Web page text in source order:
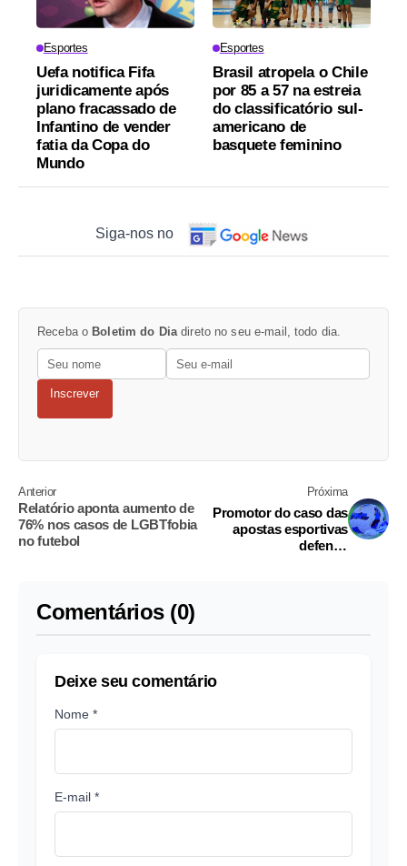
Esportes
Uefa notifica Fifa
juridicamente após
plano fracassado de
Infantino de vender
fatia da Copa do
Mundo
Esportes
Brasil atropela o Chile
por 85 a 57 na estreia
do classificatório sul-
americano de
basquete feminino
Siga-nos no
Receba o Boletim do Dia direto no seu e-mail, todo dia.
Inscrever
Anterior
Relatório aponta aumento de
76% nos casos de LGBTfobia
no futebol
Próxima
Promotor do caso das
apostas esportivas
defende
Comentários (0)
Deixe seu comentário
Nome *
E-mail *